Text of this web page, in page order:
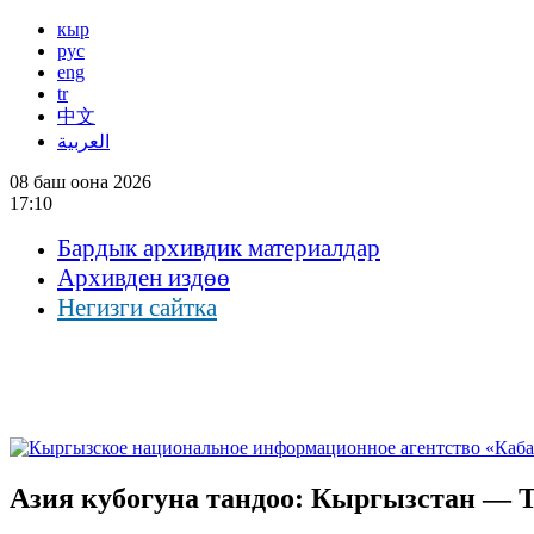
кыр
рус
eng
tr
中文
العربية
08 баш оона 2026
17:10
Бардык архивдик материалдар
Архивден издөө
Негизги сайтка
Азия кубогуна тандоо: Кыргызстан —